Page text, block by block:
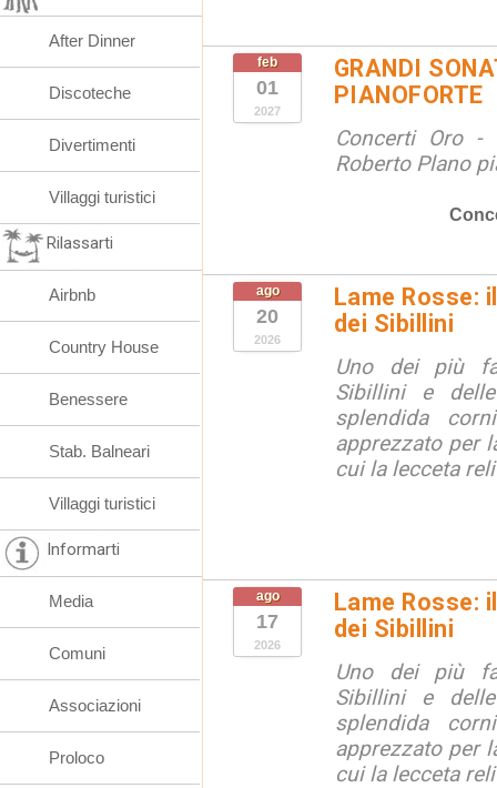
feb
01
2027
GRANDI
PIANOFORTE
Concerti Oro -
Roberto Plano
ago
20
2026
Lame Rosse:
dei Sibillini
Uno dei più
Sibillini e
splendida
apprezzato per
cui la lecceta
ago
17
2026
Lame Rosse:
dei Sibillini
Uno dei più
Sibillini e
splendida
apprezzato per
cui la lecceta
After Dinner
Discoteche
Divertimenti
Villaggi turistici
Rilassarti
Airbnb
Country House
Benessere
Stab. Balneari
Villaggi turistici
Informarti
Media
Comuni
Associazioni
Proloco